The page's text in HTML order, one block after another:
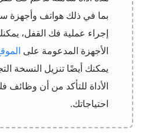
بما في ذلك هواتف وأجهزة
إجراء عملية فك القفل،
الأجهزة المدعومة على
يمكنك أيضًا تنزيل النسخة
الأداة للتأكد من أن وظائف
احتياجاتك.